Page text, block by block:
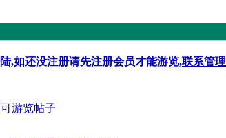
,如还没注册请先注册会员才能游览,联系管理
游览帖子